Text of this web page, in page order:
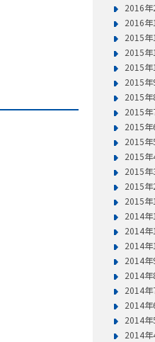
2016年
2016年
2015
2015
2015
2015年
2015年
2015年
2015年
2015年
2015年
2015年
2015年
2015年
2014
2014
2014
2014年
2014年
2014年
2014年
2014年
2014年